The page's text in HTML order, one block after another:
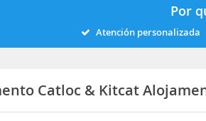
Por
Atención personalizada
Catloc & Kitcat